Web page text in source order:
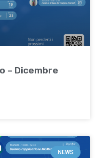
– Dicembre
NEWS